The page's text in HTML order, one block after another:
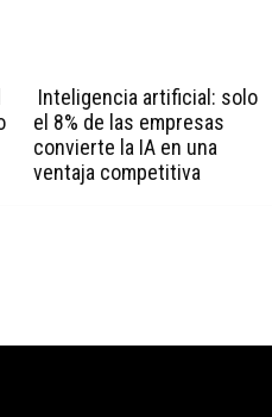
Inteligencia artificial: solo
el 8% de las empresas
convierte la IA en una
ventaja competitiva